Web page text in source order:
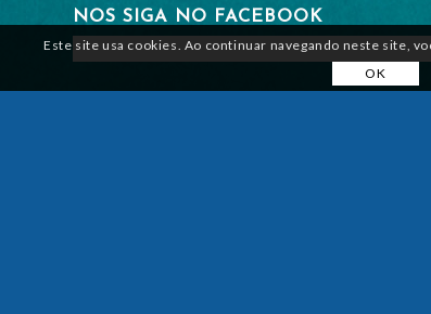
NOS SIGA NO FACEBOOK
Este site usa cookies. Ao continuar navegando neste site,
OK